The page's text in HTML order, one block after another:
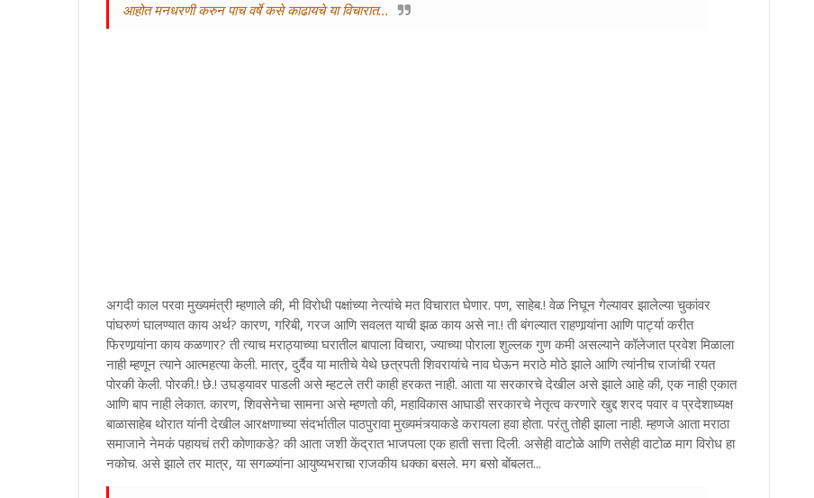
आहोत मनधरणी करुन पाच वर्षे कसे काढायचे या विचारात...
अगदी काल परवा मुख्यमंत्री म्हणाले की, मी विरोधी पक्षांच्या नेत्यांचे मत विचारात घेणार. पण, साहेब.! वेळ निघून गेल्यावर झालेल्या चुकांवर
पांघरुणं घालण्यात काय अर्थ? कारण, गरिबी, गरज आणि सवलत याची झळ काय असे ना.! ती बंगल्यात राहणार्‍यांना आणि पार्ट्या करीत
फिरणार्‍यांना काय कळणार? ती त्याच मराठ्याच्या घरातील बापाला विचारा, ज्याच्या पोराला शुल्लक गुण कमी असल्याने कॉलेजात प्रवेश मिळाला
नाही म्हणून त्याने आत्महत्या केली. मात्र, दुर्दैव या मातीचे येथे छत्रपती शिवरायांचे नाव घेऊन मराठे मोठे झाले आणि त्यांनीच राजांची रयत
पोरकी केली. पोरकी.! छे.! उघड्यावर पाडली असे म्हटले तरी काही हरकत नाही. आता या सरकारचे देखील असे झाले आहे की, एक नाही एकात
आणि बाप नाही लेकात. कारण, शिवसेनेचा सामना असे म्हणतो की, महाविकास आघाडी सरकारचे नेतृत्व करणारे खुद्द शरद पवार व प्रदेशाध्यक्ष
बाळासाहेब थोरात यांनी देखील आरक्षणाच्या संदर्भातील पाठपुरावा मुख्यमंत्र्याकडे करायला हवा होता. परंतु तोही झाला नाही. म्हणजे आता मराठा
समाजाने नेमकं पहायचं तरी कोणाकडे? की आता जशी केंद्रात भाजपला एक हाती सत्ता दिली. असेही वाटोळे आणि तसेही वाटोळ माग विरोध हा
नकोच. असे झाले तर मात्र, या सगळ्यांना आयुष्यभराचा राजकीय धक्का बसले. मग बसो बोंबलत...